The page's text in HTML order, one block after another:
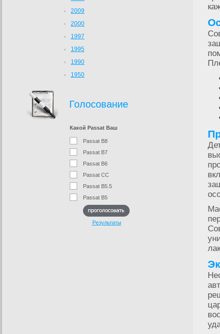
2009
2000
1997
1995
1990
1950
Голосование
Какой Passat Ваш
Passat B8
Passat B7
Passat B6
Passat CC
Passat B5.5
Passat B5
Результаты